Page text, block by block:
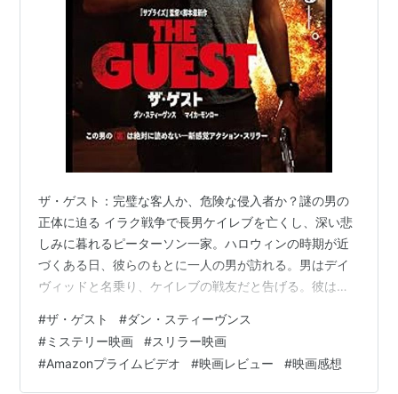
ザ・ゲスト：完璧な客人か、危険な侵入者か？謎の男の
正体に迫る イラク戦争で長男ケイレブを亡くし、深い悲
しみに暮れるピーターソン一家。ハロウィンの時期が近
づくある日、彼らのもとに一人の男が訪れる。男はデイ
ヴィッドと名乗り、ケイレブの戦友だと告げる。彼は家
するなど、一家に瞬く間に溶け込んでいく。謙虚で礼儀
正しく、しかも容姿端麗なデイヴィッドは、まさに完璧
な“ゲスト”だった。しかし、デイヴィッドが現れてから、
#ザ・ゲスト #ダン・スティーヴンス
#ミステリー映画 #スリラー映画
#Amazonプライムビデオ #映画レビュー #映画感想